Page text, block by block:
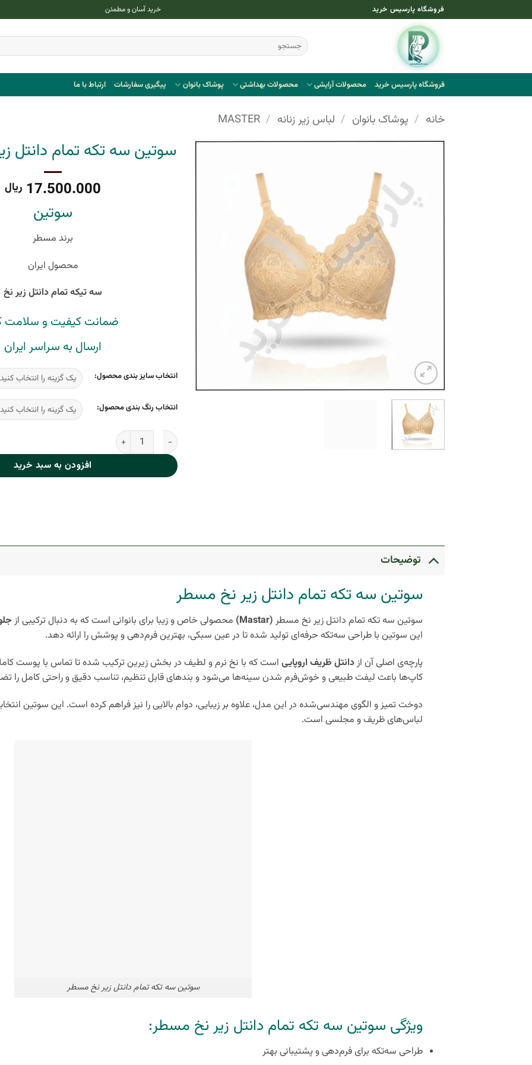
to
فروشگاه پارسیس خرید خرید آسان و مطمئن
جستجو
برای:
فروشگاه پارسیس خرید محصولات آرایشی محصولات بهداشتی پوشاک بانوان پیگیری سفارشات ارتباط با ما
خانه / پوشاک بانوان / لباس زیر زنانه /
MASTER
سوتین سه تکه تمام دانتل
17.500.000 ریال
سوتین
برند مسطر
محصول ایران
سه تیکه تمام دانتل زیر نخ
ضمانت کیفیت و سلامت
ارسال به سراسر ایران
انتخاب سایز بندی محصول:
انتخاب رنگ بندی محصول:
سوتین سه تکه تمام دانتل زیر نخ مسطر عدد
افزودن به سبد خرید
توضیحات
سوتین سه تکه تمام دانتل زیر نخ مسطر
سوتین سه تکه تمام دانتل زیر نخ مسطر(Mastar) محصولی خاص و زیبا برای بانوانی است که به دنبال ترکیبی از
این سوتین با طراحی سه‌تکه حرفه‌ای تولید شده تا در عین سبکی، بهترین فرم‌دهی و پوشش را ارائه دهد.
پارچه‌ی اصلی آن ازدانتل ظریف اروپاییاست که با نخ نرم و لطیف در بخش زیرین ترکیب شده تا تماس با پوست
کاپ‌ها باعث لیفت طبیعی و خوش‌فرم شدن سینه‌ها می‌شود و بندهای قابل تنظیم، تناسب دقیق و راحتی کامل را
دوخت تمیز و الگوی مهندسی‌شده در این مدل، علاوه بر زیبایی، دوام بالایی را نیز فراهم کرده است. این سوتین
لباس‌های ظریف و مجلسی است.
سوتین سه تکه تمام دانتل زیر نخ مسطر
ویژگی سوتین سه تکه تمام دانتل زیر نخ مسطر:
طراحی سه‌تکه برای فرم‌دهی و پشتیبانی بهتر